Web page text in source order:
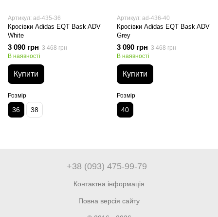
Артикул: ad-435-36
Кросівки Adidas EQT Bask ADV
White
3 090 грн 3 468 грн
В наявності
Купити
Розмір
36 38
Артикул: ad-436-40
Кросівки Adidas EQT Bask ADV
Grey
3 090 грн 3 468 грн
В наявності
Купити
Розмір
40
+38 (093) 475-99-79
Контактна інформація
Повна версія сайту